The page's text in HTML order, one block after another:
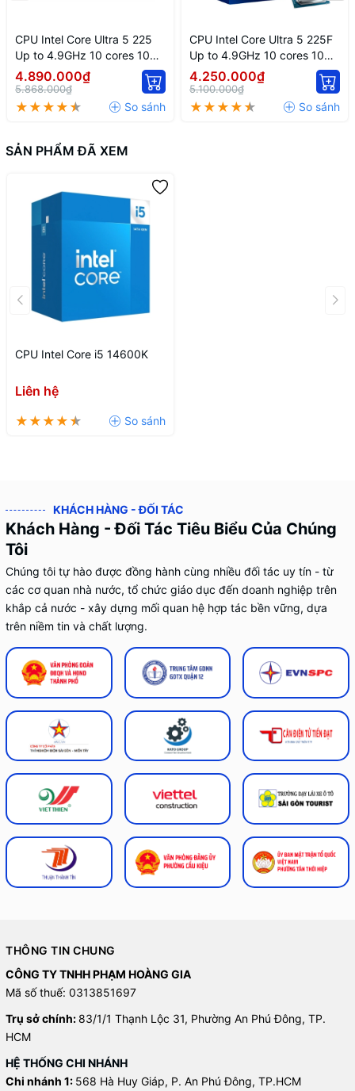
CPU Intel Core Ultra 5 225
Up to 4.9GHz 10 cores 10
threads 20MB
4.890.000₫
5.868.000₫
CPU Intel Core Ultra 5 225F
Up to 4.9GHz 10 cores 10
threads 20MB
4.250.000₫
5.100.000₫
SẢN PHẨM ĐÃ XEM
CPU Intel Core i5 14600K
Liên hệ
KHÁCH HÀNG - ĐỐI TÁC
Khách Hàng - Đối Tác Tiêu Biểu Của Chúng
Tôi
Chúng tôi tự hào được đồng hành cùng nhiều đối tác uy tín - từ
các cơ quan nhà nước, tổ chức giáo dục đến doanh nghiệp trên
khắp cả nước - xây dựng mối quan hệ hợp tác bền vững, dựa
trên niềm tin và chất lượng.
THÔNG TIN CHUNG
CÔNG TY TNHH PHẠM HOÀNG GIA
Mã số thuế: 0313851697
Trụ sở chính: 83/1/1 Thạnh Lộc 31, Phường An Phú Đông, TP.
HCM
HỆ THỐNG CHI NHÁNH
Chi nhánh 1: 568 Hà Huy Giáp, P. An Phú Đông, TP.HCM